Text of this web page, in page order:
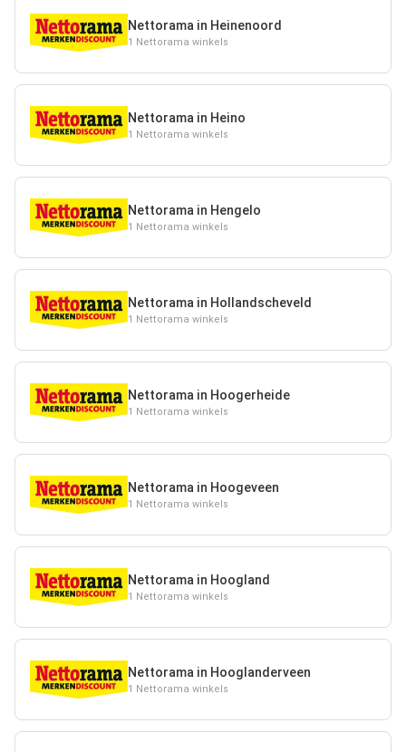
Nettorama in Heinenoord
1 Nettorama winkels
Nettorama in Heino
1 Nettorama winkels
Nettorama in Hengelo
1 Nettorama winkels
Nettorama in Hollandscheveld
1 Nettorama winkels
Nettorama in Hoogerheide
1 Nettorama winkels
Nettorama in Hoogeveen
1 Nettorama winkels
Nettorama in Hoogland
1 Nettorama winkels
Nettorama in Hooglanderveen
1 Nettorama winkels